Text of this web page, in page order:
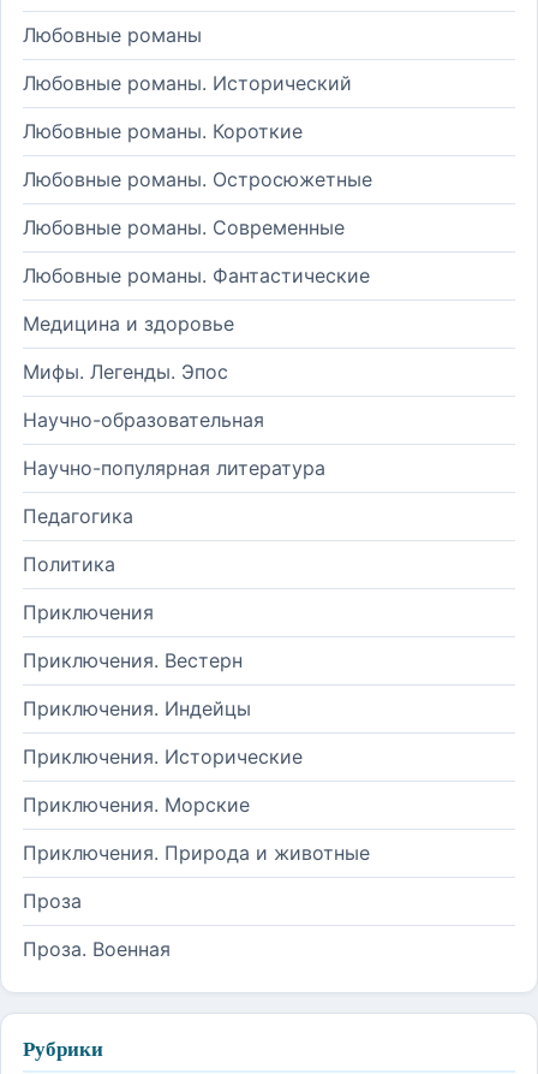
Любовные романы
Любовные романы. Исторический
Любовные романы. Короткие
Любовные романы. Остросюжетные
Любовные романы. Современные
Любовные романы. Фантастические
Медицина и здоровье
Мифы. Легенды. Эпос
Научно-образовательная
Научно-популярная литература
Педагогика
Политика
Приключения
Приключения. Вестерн
Приключения. Индейцы
Приключения. Исторические
Приключения. Морские
Приключения. Природа и животные
Проза
Проза. Военная
Рубрики